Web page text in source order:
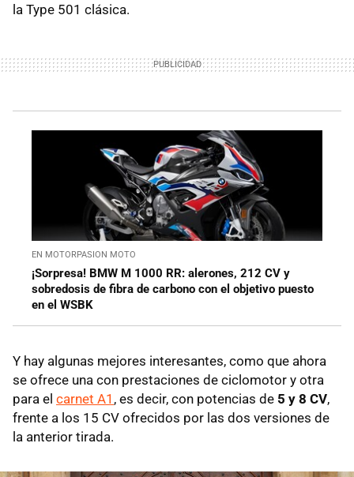
la Type 501 clásica.
EN MOTORPASION MOTO
¡Sorpresa! BMW M 1000 RR: alerones, 212 CV y
sobredosis de fibra de carbono con el objetivo puesto
en el WSBK
Y hay algunas mejores interesantes, como que ahora
se ofrece una con prestaciones de ciclomotor y otra
para el carnet A1 , es decir, con potencias de 5 y 8 CV,
frente a los 15 CV ofrecidos por las dos versiones de
la anterior tirada.